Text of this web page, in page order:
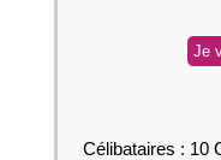
Célibataires : 10